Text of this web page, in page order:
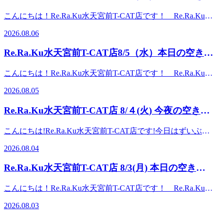
19:00▽TEL：03-6661-0252 ▽アクセス：半蔵門線“水天宮前
駅”から“シティエアターミナル改札口”を出ます。道なりに
ドナルドとセブンイレブンの奥にあります。▽最寄り駅東京
町駅より徒歩8分東京メトロ東西線 茅場町駅より徒歩8
CAT店の公式LINEアカウント↓友達追加登録で10分無料特典
す！IDは ＠zms5982r です！登録お待ちしております
☆ ●・○・●・○・●・○・● ・○・●・○・●・○
Re.Ra.Kuのフットケアコースでは、その日の気分で選べる3
種類のアロマの香り。オイルを使用しながら足裏の〈反射
区〉を刺激し、足先からふくらはぎまで丁寧にほぐしていき
ます。足元からケアすることで、身体全体もリラックスしや
すく、「足が軽く感じた!」というお声をいただくことが多
くあります♪全身をほぐすボディケアとの組み合わせが人気
す暑い夏を快適に過ごすためにも、ぜひ足元から身体をいた
♪15:00～ 1名様17:00～ 2名様ご案内可能です!暑い夏を快適に
みませんか？ご新規様だけではなく再来店の方にもお得なク
天宮前Ｔ－ＣＡＴ店スタッフ一同、お待ちしております (^-
^) ●・○・●・○・●・○・● ・○・●・○▽営業時間 【平日】
11:30-21:30【土日・祝日】10:00-19:00▽TEL：03-6661-
0252 ▽アクセス：半蔵門線“水天宮前駅”から“シティエアタ
ーミナル改札口”を出ます。道なりに直進して、左側のシテ
ィエアターミナルのビル内２階。マクドナルドとセブンイレ
こんにちは！Re.Ra.Ku水天宮前T-CAT店です！ Re.Ra.Kuで
自のボディケアとストレッチで疲れにくい体をつくるために
健康な毎日をサポートします♪本日の空き情報はこちら◎
11：30～1名様 12：30～2名様 16：00～1名様 18：00～2
お得なクーポンをご用意しております☆皆さまのご来店を
Re.Ra.Ku水天宮前Ｔ－ＣＡＴ店スタッフ一同、お待ちしてお
間 【平日】11:30-21:30【土日・祝日】10:00-19:00▽TEL：
03-6661-0252 ▽アクセス：半蔵門線“水天宮前駅”から“シテ
ィエアターミナル改札口”を出ます。道なりに直進して、左
側のシティエアターミナルのビル内２階。マクドナルドとセ
ブンイレブンの奥にあります。▽最寄り駅東京メトロ半蔵門
8分東京メトロ東西線 茅場町駅より徒歩8分 ●・○・●・○・
カウント↓友達追加登録で10分無料特典プレゼント♪LINE限
zms5982r です！登録お待ちしております☆ ●・○・●・○・
2026.08.06
Re.Ra.Ku水天宮前T-CAT店8/5（水）本日の空き状
こんにちは！Re.Ra.Ku水天宮前T-CAT店です！ Re.Ra.Kuで
自のボディケアとストレッチで疲れにくい体をつくるために
健康な毎日をサポートします♪本日の空き情報はこちら◎
12：30～2名様 13：00～1名様 16：00～1名様 17：00～2
お得なクーポンをご用意しております☆皆さまのご来店を
Re.Ra.Ku水天宮前Ｔ－ＣＡＴ店スタッフ一同、お待ちしてお
ります (^-^) ●・○・●・○・●・○・● ・○・●・○▽営業時
間 【平日】11:30-21:30【土日・祝日】10:00-19:00▽TEL：
03-6661-0252 ▽アクセス：半蔵門線“水天宮前駅”から“シテ
ィエアターミナル改札口”を出ます。道なりに直進して、左
ブンイレブンの奥にあります。▽最寄り駅東京メトロ半蔵門
2026.08.05
Re.Ra.Ku水天宮前T-CAT店 8/４(火) 今夜の空き状
こんにちは!Re.Ra.Ku水天宮前T-CAT店です!今日はずいぶん
している方も多いのではないでしょうか。そんな日は、深い
呼吸を意識しながらストレッチでからだを動かしてみてはい
かがでしょうか♪ Re.Ra.Kuでは、お悩みから解放されるよう
って、軽快さをキープできる毎日を送っていきましょう!本
日の空き情報はこちら◎ 18:30～2名様 19:30～2名様ご案内
2026.08.04
Re.Ra.Ku水天宮前T-CAT店 8/3(月) 本日の空き状
こんにちは！Re.Ra.Ku水天宮前T-CAT店です！ Re.Ra.Kuで
自のボディケアとストレッチで疲れにくい体をつくるために
2026.08.03